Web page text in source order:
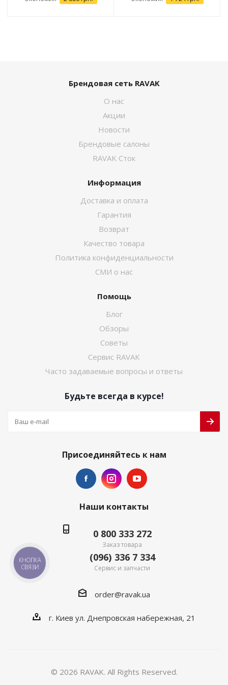
Брендовая сеть RAVAK
О нас
Акции
Новости
Брендовые салоны
RAVAK Сток
Информация
Доставка и оплата
Гарантия
Возврат
Качество товара
Политика конфиденциальности
СМИ о нас
Помощь
Блог
Обзоры
Советы
Сервис RAVAK
Часто задаваемые вопросы и ответы
Будьте всегда в курсе!
Присоединяйтесь к нам
Наши контакты
0 800 333 272
Заказ товара
(096) 336 7 334
Сервис и запчасти
order@ravak.ua
г. Киев ул. Днепровская набережная, 21
© 2026 RAVAK. All Rights Reserved.
КНОПКА
СВЯЗИ